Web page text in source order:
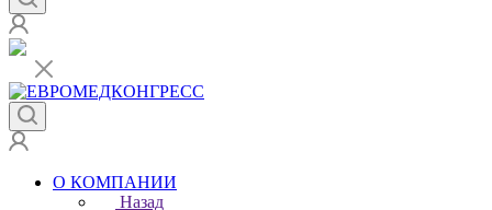
О КОМПАНИИ
Назад